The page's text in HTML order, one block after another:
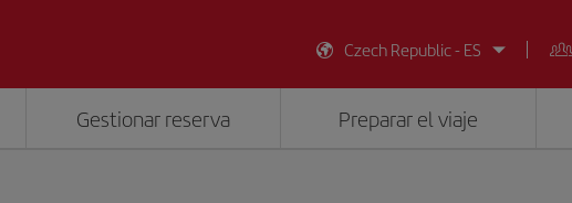
Czech Republic - ES
Gestionar reserva Preparar el viaje